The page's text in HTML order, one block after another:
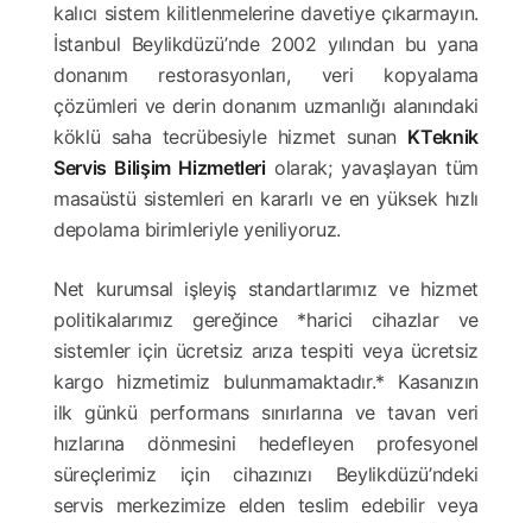
kalıcı sistem kilitlenmelerine davetiye çıkarmayın.
İstanbul Beylikdüzü’nde 2002 yılından bu yana
donanım restorasyonları, veri kopyalama
çözümleri ve derin donanım uzmanlığı alanındaki
köklü saha tecrübesiyle hizmet sunan KTeknik
Servis Bilişim Hizmetleriolarak; yavaşlayan tüm
masaüstü sistemleri en kararlı ve en yüksek hızlı
depolama birimleriyle yeniliyoruz.
Net kurumsal işleyiş standartlarımız ve hizmet
politikalarımız gereğince *harici cihazlar ve
sistemler için ücretsiz arıza tespiti veya ücretsiz
kargo hizmetimiz bulunmamaktadır.* Kasanızın
ilk günkü performans sınırlarına ve tavan veri
hızlarına dönmesini hedefleyen profesyonel
süreçlerimiz için cihazınızı Beylikdüzü’ndeki
servis merkezimize elden teslim edebilir veya